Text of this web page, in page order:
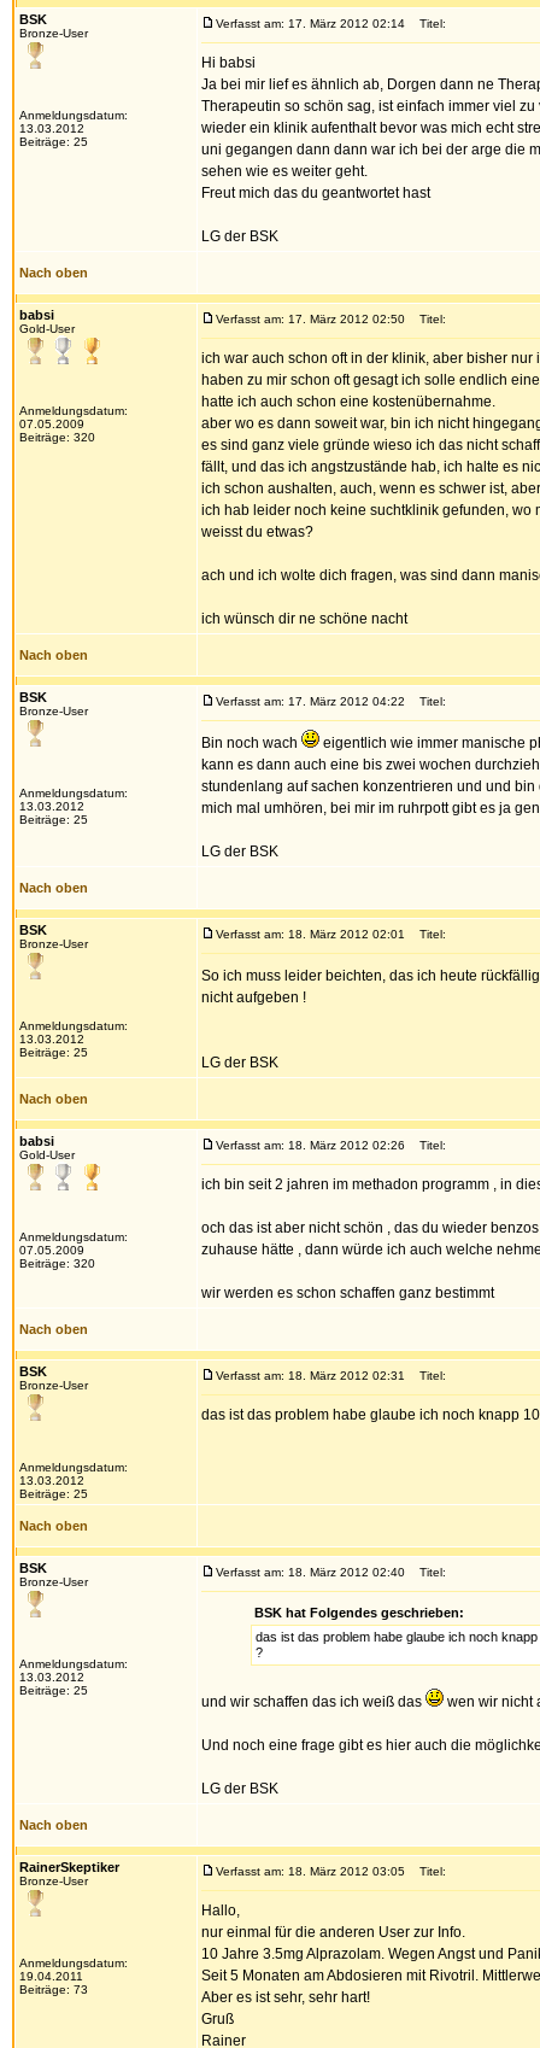
BSK
Bronze-User
Anmeldungsdatum:
13.03.2012
Beiträge: 25
Verfasst am: 17. März 2012 02:14 Titel:
Hi babsi
Ja bei mir lief es ähnlich ab, Dorgen dann ne
Therapeutin so schön sag, ist einfach immer viel
wieder ein klinik aufenthalt bevor was mich echt
uni gegangen dann dann war ich bei der arge die
sehen wie es weiter geht.
Freut mich das du geantwortet hast
LG der BSK
Nach oben
babsi
Gold-User
Anmeldungsdatum:
07.05.2009
Beiträge: 320
Verfasst am: 17. März 2012 02:50 Titel:
ich war auch schon oft in der klinik, aber bisher
haben zu mir schon oft gesagt ich solle endlich
hatte ich auch schon eine kostenübernahme.
aber wo es dann soweit war, bin ich nicht
es sind ganz viele gründe wieso ich das nicht
fällt, und das ich angstzustände hab, ich halte es
ich schon aushalten, auch, wenn es schwer ist,
ich hab leider noch keine suchtklinik gefunden, wo
weisst du etwas?
ach und ich wolte dich fragen, was sind dann
ich wünsch dir ne schöne nacht
Nach oben
BSK
Bronze-User
Anmeldungsdatum:
13.03.2012
Beiträge: 25
Verfasst am: 17. März 2012 04:22 Titel:
Bin noch wach
eigentlich wie immer manische
kann es dann auch eine bis zwei wochen
stundenlang auf sachen konzentrieren und und
mich mal umhören, bei mir im ruhrpott gibt es ja
LG der BSK
Nach oben
BSK
Bronze-User
Anmeldungsdatum:
13.03.2012
Beiträge: 25
Verfasst am: 18. März 2012 02:01 Titel:
So ich muss leider beichten, das ich heute
nicht aufgeben !
LG der BSK
Nach oben
babsi
Gold-User
Anmeldungsdatum:
07.05.2009
Beiträge: 320
Verfasst am: 18. März 2012 02:26 Titel:
ich bin seit 2 jahren im methadon programm , in
och das ist aber nicht schön , das du wieder
zuhause hätte , dann würde ich auch welche
wir werden es schon schaffen ganz bestimmt
Nach oben
BSK
Bronze-User
Anmeldungsdatum:
13.03.2012
Beiträge: 25
Verfasst am: 18. März 2012 02:31 Titel:
das ist das problem habe glaube ich noch knapp
Nach oben
BSK
Bronze-User
Anmeldungsdatum:
13.03.2012
Beiträge: 25
Verfasst am: 18. März 2012 02:40 Titel:
BSK hat Folgendes geschrieben:
das ist das problem habe glaube ich noch
?
und wir schaffen das ich weiß das wen wir nicht
Und noch eine frage gibt es hier auch die
LG der BSK
Nach oben
RainerSkeptiker
Bronze-User
Anmeldungsdatum:
19.04.2011
Beiträge: 73
Verfasst am: 18. März 2012 03:05 Titel:
Hallo,
nur einmal für die anderen User zur Info.
10 Jahre 3.5mg Alprazolam. Wegen Angst und
Seit 5 Monaten am Abdosieren mit Rivotril.
Aber es ist sehr, sehr hart!
Gruß
Rainer